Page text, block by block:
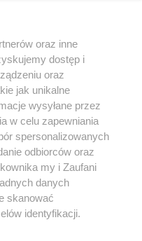
może być powielany i
w jakikolwiek sposób (w
na jakimkolwiek polu
z umieszczaniem w
praw. Jakiekolwiek użycie lub
z naruszeniem prawa,
pod groźbą kary i może być
oraz inne
dostęp i
oraz
jak unikalne
wysyłane przez
w celu zapewniania
spersonalizowanych
odbiorców oraz
my i Zaufani
danych
skanować
identyfikacji.